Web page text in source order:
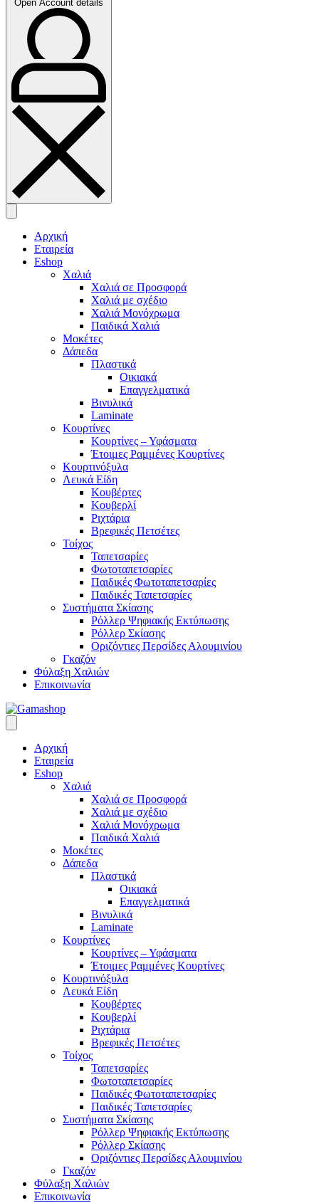
Open Account details
Αρχική
Εταιρεία
Eshop
Χαλιά
Χαλιά σε Προσφορά
Χαλιά με σχέδιο
Χαλιά Μονόχρωμα
Παιδικά Χαλιά
Μοκέτες
Δάπεδα
Πλαστικά
Οικιακά
Επαγγελματικά
Βινυλικά
Laminate
Κουρτίνες
Κουρτίνες – Υφάσματα
Έτοιμες Ραμμένες Κουρτίνες
Κουρτινόξυλα
Λευκά Είδη
Κουβέρτες
Κουβερλί
Ριχτάρια
Βρεφικές Πετσέτες
Τοίχος
Ταπετσαρίες
Φωτοταπετσαρίες
Παιδικές Φωτοταπετσαρίες
Παιδικές Ταπετσαρίες
Συστήματα Σκίασης
Ρόλλερ Ψηφιακής Εκτύπωσης
Ρόλλερ Σκίασης
Οριζόντιες Περσίδες Αλουμινίου
Γκαζόν
Φύλαξη Χαλιών
Επικοινωνία
Αρχική
Εταιρεία
Eshop
Χαλιά
Χαλιά σε Προσφορά
Χαλιά με σχέδιο
Χαλιά Μονόχρωμα
Παιδικά Χαλιά
Μοκέτες
Δάπεδα
Πλαστικά
Οικιακά
Επαγγελματικά
Βινυλικά
Laminate
Κουρτίνες
Κουρτίνες – Υφάσματα
Έτοιμες Ραμμένες Κουρτίνες
Κουρτινόξυλα
Λευκά Είδη
Κουβέρτες
Κουβερλί
Ριχτάρια
Βρεφικές Πετσέτες
Τοίχος
Ταπετσαρίες
Φωτοταπετσαρίες
Παιδικές Φωτοταπετσαρίες
Παιδικές Ταπετσαρίες
Συστήματα Σκίασης
Ρόλλερ Ψηφιακής Εκτύπωσης
Ρόλλερ Σκίασης
Οριζόντιες Περσίδες Αλουμινίου
Γκαζόν
Φύλαξη Χαλιών
Επικοινωνία